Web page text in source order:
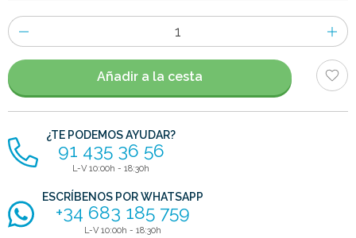
Número
de
artículos
Añadir a la cesta
¿TE PODEMOS AYUDAR?
91 435 36 56
L-V 10:00h - 18:30h
ESCRÍBENOS POR WHATSAPP
+34 683 185 759
L-V 10:00h - 18:30h